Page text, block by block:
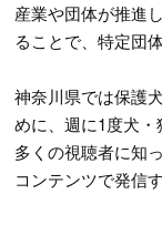
産業や団体が推進
ることで、特定団
神奈川県では保護
めに、週に1度犬
多くの視聴者に知
コンテンツで発信